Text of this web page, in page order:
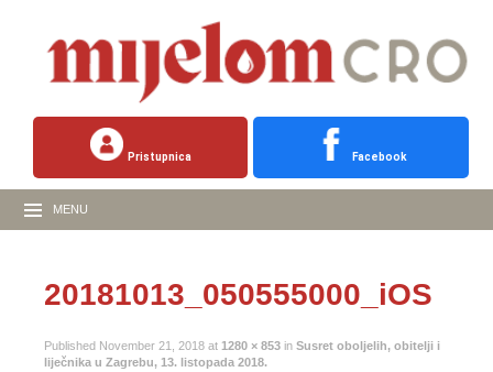
Pristupnica Facebook
MENU
20181013_050555000_iOS
Published November 21, 2018 at 1280 × 853 in Susret oboljelih, obitelji i
liječnika u Zagrebu, 13. listopada 2018.